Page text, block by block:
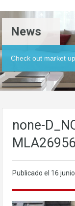
News
Check out market
none-
Publicado el 16